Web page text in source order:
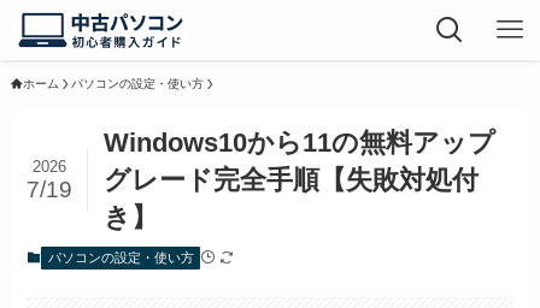
ホーム パソコンの設定・使い方
Windows10から11の無料アップ
グレード完全手順【失敗対処付
き】
2026
7/19
パソコンの設定・使い方